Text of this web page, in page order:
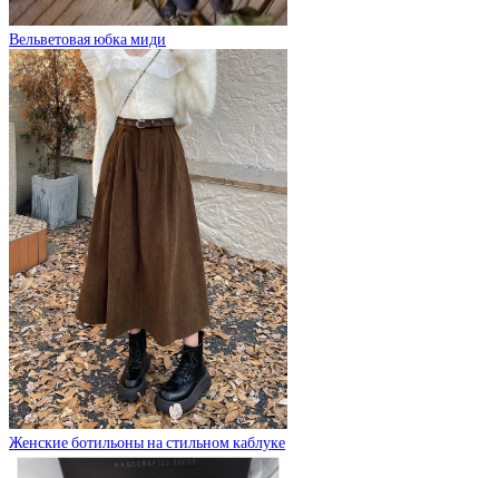
Вельветовая юбка миди
Женские ботильоны на стильном каблуке